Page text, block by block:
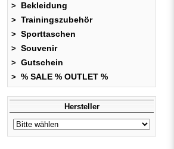
> Bekleidung
> Trainingszubehör
> Sporttaschen
> Souvenir
> Gutschein
> % SALE % OUTLET %
Hersteller